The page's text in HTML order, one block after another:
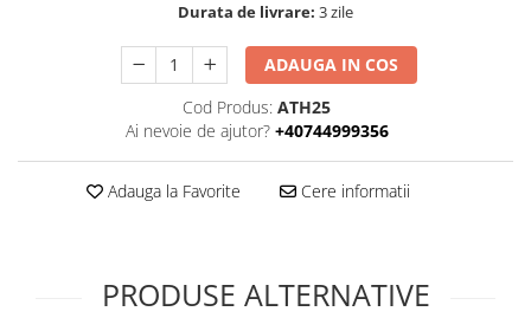
Banda led si accesorii
Prelungitoare
Prelungitoare casnice
Prelungitoare pe tambur
Prelungitoare industriale
Cleme pe sina DIN
Durata de livrare: 3 zile
ADAUGA IN COS
Cod Produs: ATH25
Ai nevoie de ajutor? +40744999356
Adauga la Favorite Cere informatii
PRODUSE ALTERNATIVE